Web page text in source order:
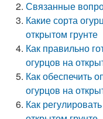
Связанные
Какие сорта
открытом грунте
Как правильно
огурцов на
Как обеспечить
огурцов на
Как